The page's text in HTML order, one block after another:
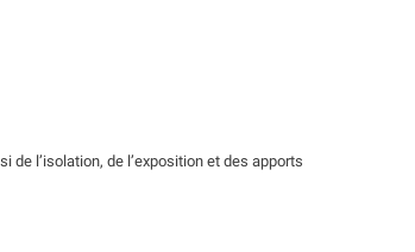
de l’isolation, de l’exposition et des apports